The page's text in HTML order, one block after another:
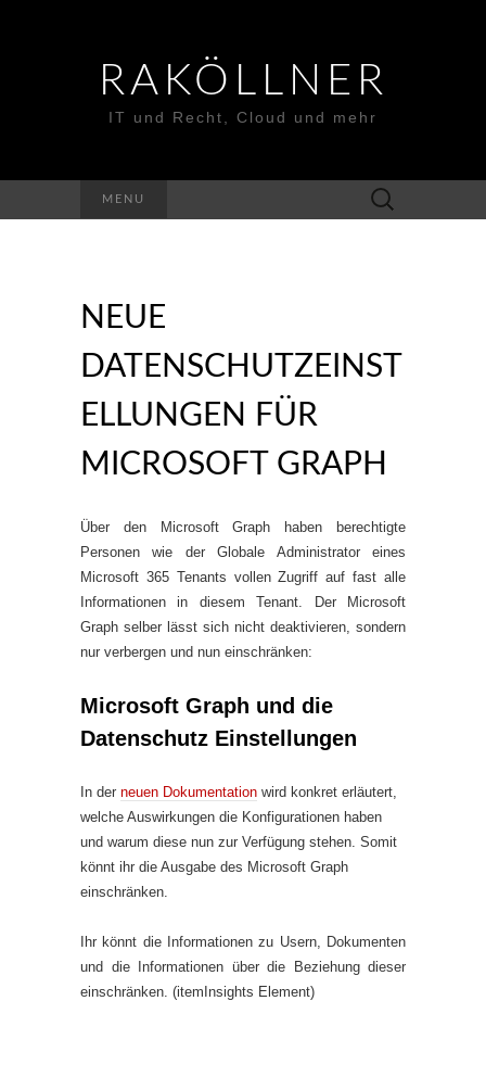
RAKÖLLNER
IT und Recht, Cloud und mehr
MENU
Suchen
nach:
NEUE
DATENSCHUTZEINST
ELLUNGEN FÜR
MICROSOFT GRAPH
Über den Microsoft Graph haben berechtigte
Personen wie der Globale Administrator eines
Microsoft 365 Tenants vollen Zugriff auf fast alle
Informationen in diesem Tenant. Der Microsoft
Graph selber lässt sich nicht deaktivieren, sondern
nur verbergen und nun einschränken:
Microsoft Graph und die
Datenschutz Einstellungen
In der neuen Dokumentation wird konkret erläutert,
welche Auswirkungen die Konfigurationen haben
und warum diese nun zur Verfügung stehen. Somit
könnt ihr die Ausgabe des Microsoft Graph
einschränken.
Ihr könnt die Informationen zu Usern, Dokumenten
und die Informationen über die Beziehung dieser
einschränken. (itemInsights Element)